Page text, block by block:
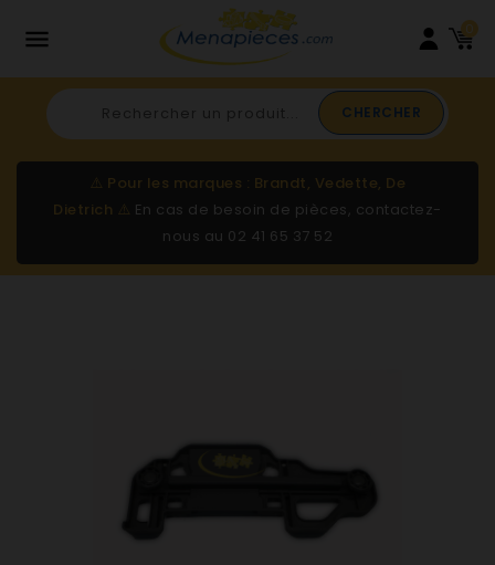
 0
CHERCHER
⚠️ Pour les marques : Brandt, Vedette, De
Dietrich ⚠️ En cas de besoin de pièces, contactez-
nous au 02 41 65 37 52